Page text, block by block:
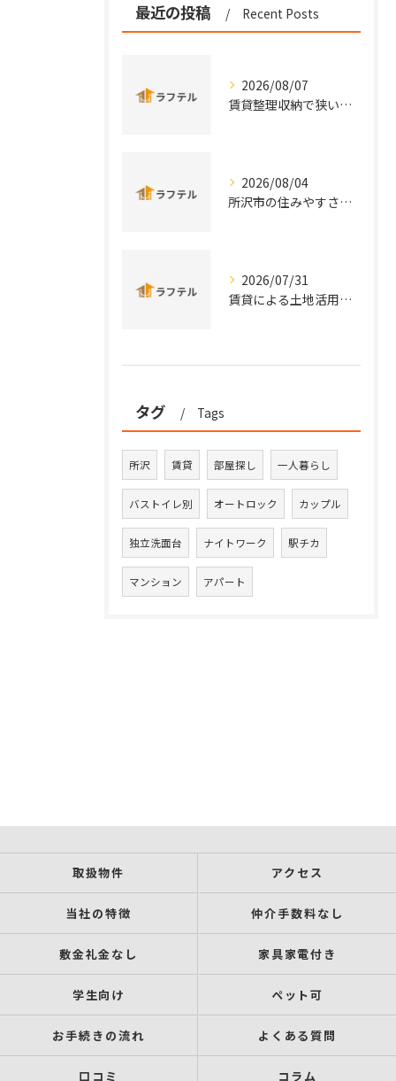
最近の投稿 Recent Posts
2026/08/07
賃貸整理収納で狭い部屋も片付く効率的な実践術と手軽アイデアまとめ
2026/08/04
所沢市の住みやすさと治安を実データと口コミから徹底比較
2026/07/31
賃貸による土地活用を埼玉県所沢市秩父市の特性から徹底比較し安定収益を実現する方法
タグ Tags
所沢 賃貸 部屋探し 一人暮らし
バストイレ別 オートロック カップル
独立洗面台 ナイトワーク 駅チカ
マンション アパート
取扱物件 アクセス
当社の特徴 仲介手数料なし
敷金礼金なし 家具家電付き
学生向け ペット可
お手続きの流れ よくある質問
口コミ コラム